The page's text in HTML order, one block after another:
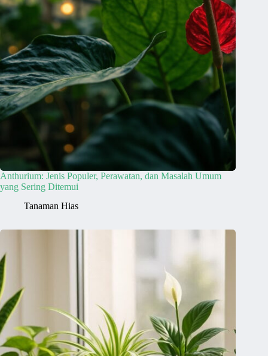
Anthurium: Jenis Populer, Perawatan, dan Masalah Umum
yang Sering Ditemui
Tanaman Hias